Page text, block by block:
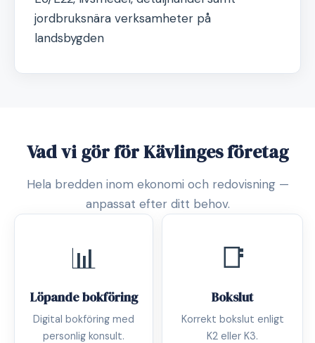
jordbruksnära verksamheter på
landsbygden
Vad vi gör för Kävlinges företag
Hela bredden inom ekonomi och redovisning —
anpassat efter ditt behov.
📊
Löpande bokföring
Digital bokföring med
personlig konsult.
📑
Bokslut
Korrekt bokslut enligt
K2 eller K3.